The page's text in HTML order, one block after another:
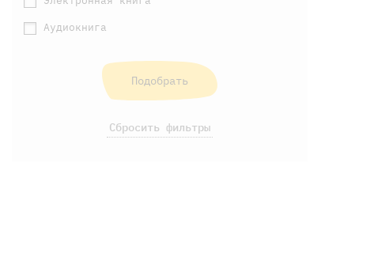
Аудиокнига
Подобрать
Сбросить фильтры